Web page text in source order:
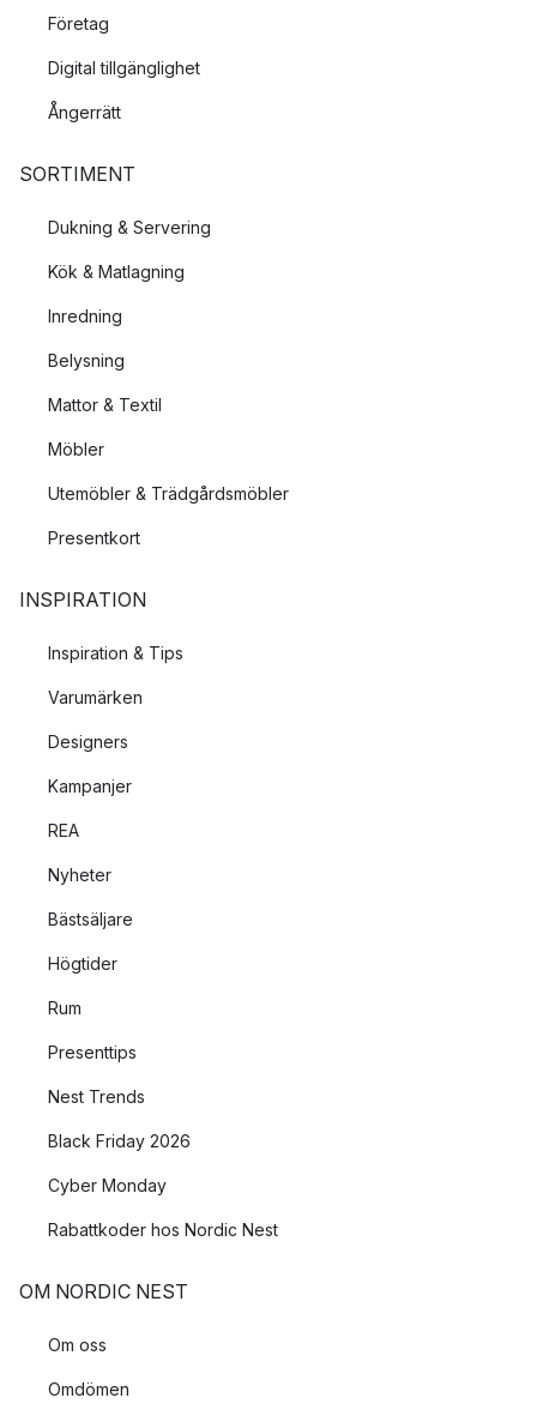
Företag
Digital tillgänglighet
Ångerrätt
SORTIMENT
Dukning & Servering
Kök & Matlagning
Inredning
Belysning
Mattor & Textil
Möbler
Utemöbler & Trädgårdsmöbler
Presentkort
INSPIRATION
Inspiration & Tips
Varumärken
Designers
Kampanjer
REA
Nyheter
Bästsäljare
Högtider
Rum
Presenttips
Nest Trends
Black Friday 2026
Cyber Monday
Rabattkoder hos Nordic Nest
OM NORDIC NEST
Om oss
Omdömen